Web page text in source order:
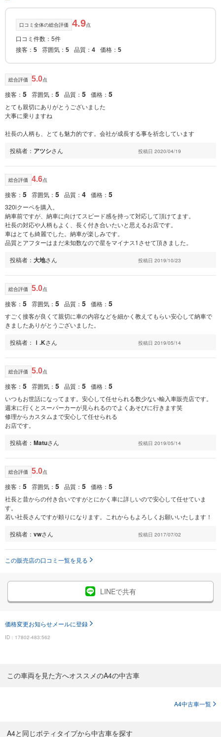
口コミ全体の総合評価 4.9点
口コミ件数：5件
接客： 5 雰囲気： 5 品質： 4 価格： 5
総合評価 5.0点
接客： 5 雰囲気： 5 品質： 5 価格： 5
とても親切にありがとうございました
大事に乗りますね
社長の人柄も、とても魅力的です。会社が成長する事を祈念しています
投稿者： アツシさん 投稿日 2020/04/19
総合評価 4.6点
接客： 5 雰囲気： 5 品質： 4 価格： 5
320iクーペを購入。
納車前ですが、納車に向けてスピード感を持って対応して頂けてます。
社長の対応や人柄もよく、長く付き合いたいと思えるお店です。
車はとても綺麗でした。納車が楽しみです。
品質とアフターはまだ未知数なので星をマイナス1させて頂きました。
投稿者： 大地さん 投稿日 2019/10/23
総合評価 5.0点
接客： 5 雰囲気： 5 品質： 5 価格： 5
すごく接客が良くて親切に車の内容などを細かく教えてもらい安心して納車で
きましたありがとうございました。
投稿者： Ｉ.Kさん 投稿日 2019/05/14
総合評価 5.0点
接客： 5 雰囲気： 5 品質： 5 価格： 5
いつもお世話になってます。安心して任せられる数少ない輸入車販売店です。
週末に行くとスーパーカーが見られるのでよくあそびに行きます笑
修理からカスタムまで安心して任せられる
お店です。
投稿者： Matuさん 投稿日 2019/05/14
総合評価 5.0点
接客： 5 雰囲気： 5 品質： 5 価格： 5
社長と昔からの付き合いですがとにかく車に詳しいので安心して任せていま
す。
若い社長さんですが頼りになります。これからもよろしくお願いいたします！
投稿者： vwさん 投稿日 2017/07/02
この販売店の口コミ一覧を見る
LINEで共有
価格変更お知らせメールに登録
ID：17802-483:562
この車両を見た方へオススメのA4の中古車
A4中古車一覧
A4と同じボティタイプから中古車を探す